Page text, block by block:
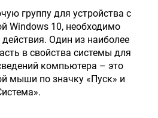
группу для устройства с
Windows 10, необходимо
Один из наиболее
в свойства системы для
компьютера – это
мыши по значку «Пуск» и